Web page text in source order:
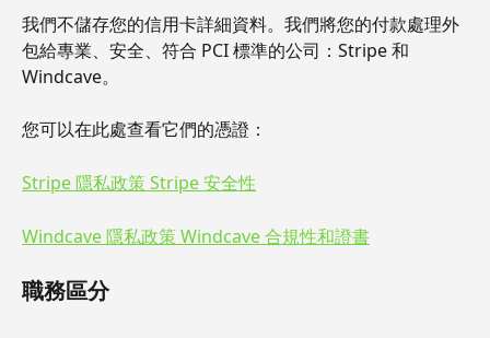
我們不儲存您的信用卡詳細資料。我們將您的付款處理外
包給專業、安全、符合 PCI 標準的公司：Stripe 和
Windcave。
您可以在此處查看它們的憑證：
Stripe 隱私政策 Stripe 安全性
Windcave 隱私政策 Windcave 合規性和證書
職務區分